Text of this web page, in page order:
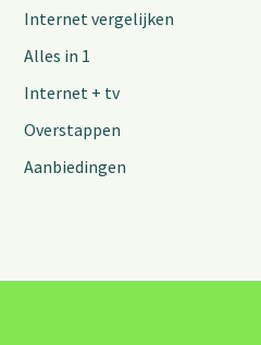
Internet vergelijken
Alles in 1
Internet + tv
Overstappen
Aanbiedingen